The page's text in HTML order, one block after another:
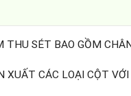
THU SÉT BAO GỒM
XUẤT CÁC LOẠI CỘT